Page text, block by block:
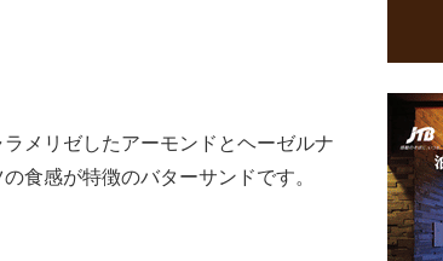
メリゼしたアーモンドとヘーゼルナ
食感が特徴のバターサンドです。